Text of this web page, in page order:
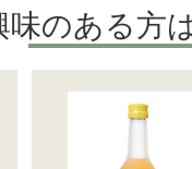
味のある方